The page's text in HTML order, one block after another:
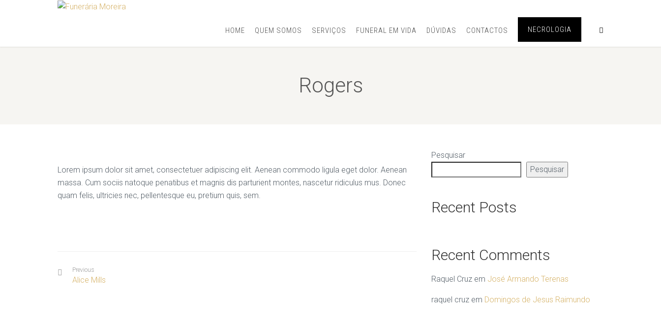
HOME QUEM SOMOS SERVIÇOS FUNERAL EM VIDA DÚVIDAS CONTACTOS NECROLOGIA
Rogers
Lorem ipsum dolor sit amet, consectetuer adipiscing elit. Aenean commodo ligula eget dolor. Aenean
massa. Cum sociis natoque penatibus et magnis dis parturient montes, nascetur ridiculus mus. Donec
quam felis, ultricies nec, pellentesque eu, pretium quis, sem.
Previous
Alice Mills
Pesquisar
Pesquisar
Recent Posts
Recent Comments
Raquel Cruz em José Armando Terenas
raquel cruz em Domingos de Jesus Raimundo